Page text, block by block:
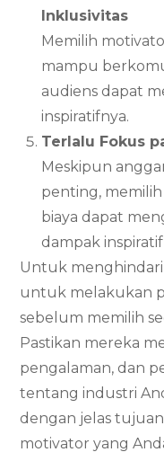
Inklusivitas
Memilih
mampu
audiens dapat
inspiratifnya.
Terlalu Fokus
Meskipun
penting,
biaya dapat
dampak
Untuk menghindari
untuk melakukan
sebelum memilih
Pastikan mereka
pengalaman, dan
tentang industri
dengan jelas
motivator yang